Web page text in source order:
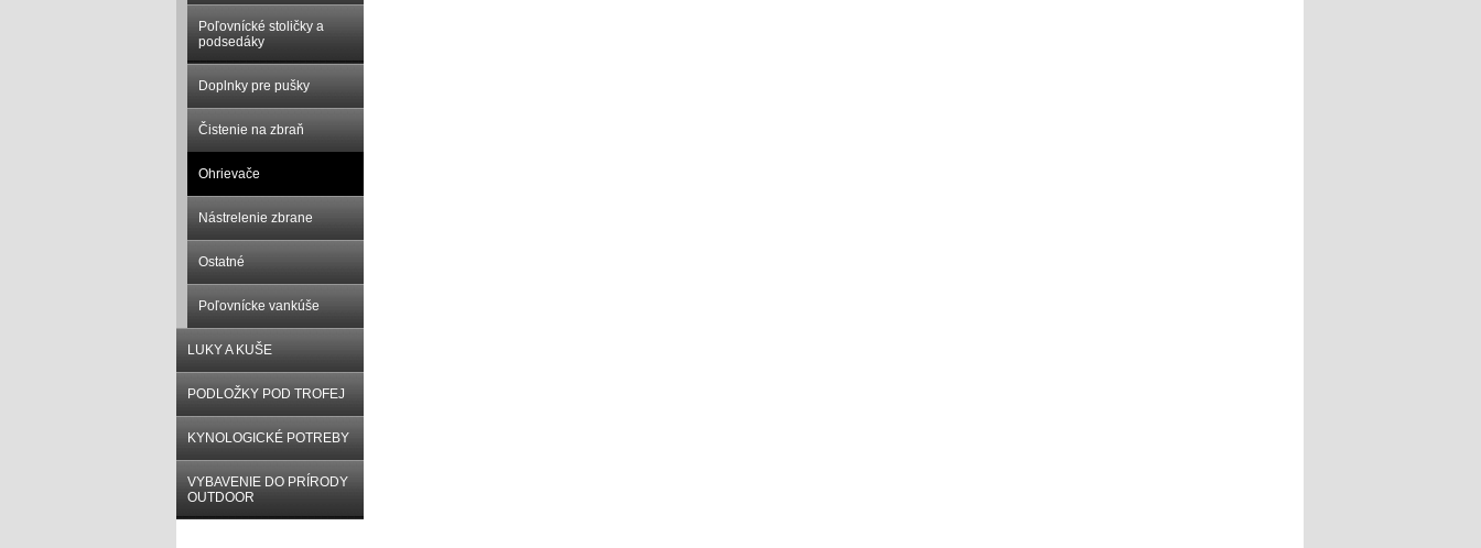
Poľovnícké stoličky a
podsedáky
Doplnky pre pušky
Čistenie na zbraň
Ohrievače
Nástrelenie zbrane
Ostatné
Poľovnícke vankúše
LUKY A KUŠE
PODLOŽKY POD TROFEJ
KYNOLOGICKÉ POTREBY
VYBAVENIE DO PRÍRODY
OUTDOOR